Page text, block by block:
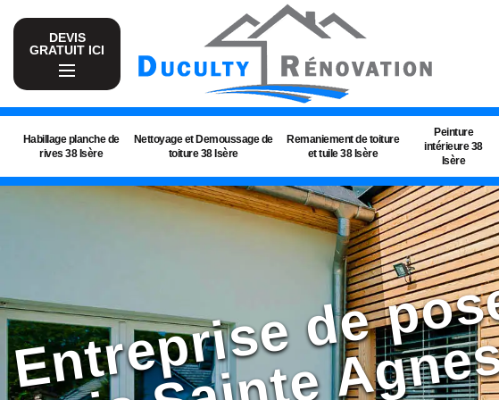
DEVIS
GRATUIT ICI
Habillage planche de
rives 38 Isère
Nettoyage et Demoussage de
toiture 38 Isère
Remaniement de toiture
et tuile 38 Isère
Peinture
intérieure 38
Isère